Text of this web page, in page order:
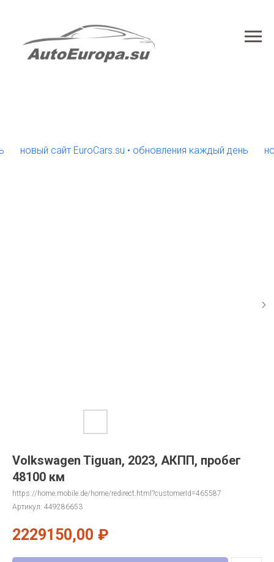
сайт EuroCars.su • обновления каждый день новый
Volkswagen Tiguan, 2023, АКПП, пробег
48100 км
https://home.mobile.de/home/redirect.html?customerId=465587
Артикул: 449286653
2229150,00 ₽